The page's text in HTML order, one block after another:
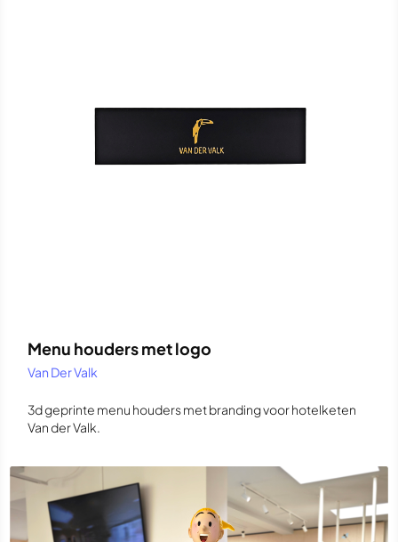
Menu houders met logo
Van Der Valk
3d geprinte menu houders met branding voor hotelketen
Van der Valk.